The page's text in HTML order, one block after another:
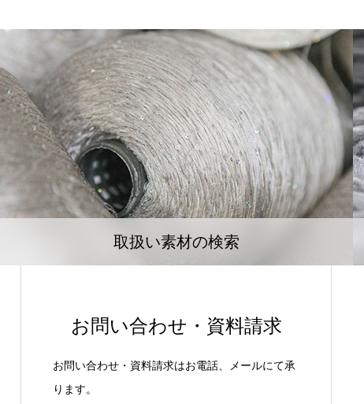
取扱い素材の検索
お問い合わせ・資料請求
お問い合わせ・資料請求はお電話、メールにて承
ります。